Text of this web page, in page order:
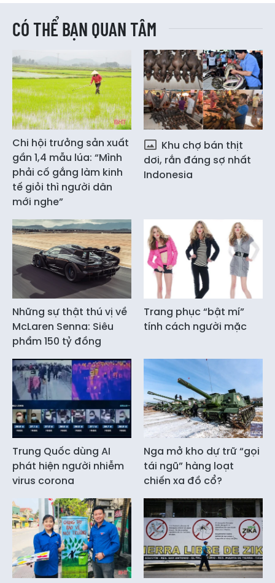
CÓ THỂ BẠN QUAN TÂM
Chi hội trưởng sản xuất
gần 1,4 mẫu lúa: “Mình
phải cố gắng làm kinh
tế giỏi thì người dân
mới nghe”
Khu chợ bán thịt
dơi, rắn đáng sợ nhất
Indonesia
Những sự thật thú vị về
McLaren Senna: Siêu
phẩm 150 tỷ đồng
Trang phục “bật mí”
tính cách người mặc
Trung Quốc dùng AI
phát hiện người nhiễm
virus corona
Nga mở kho dự trữ “gọi
tái ngũ” hàng loạt
chiến xa đồ cổ?